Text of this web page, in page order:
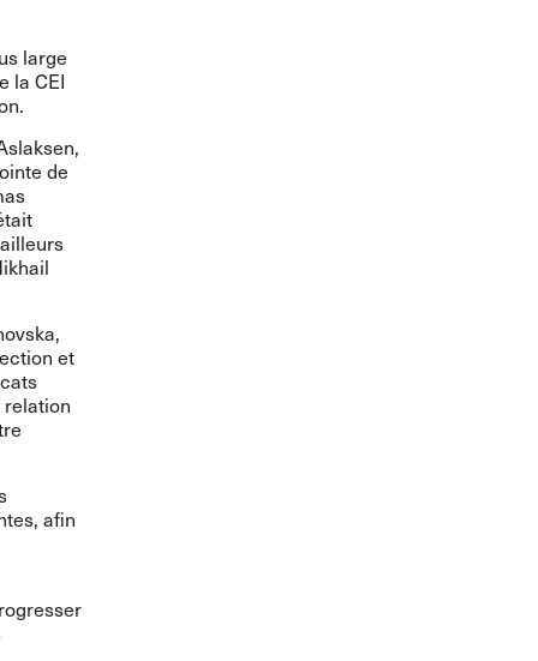
large
la CEI
de
et
afin